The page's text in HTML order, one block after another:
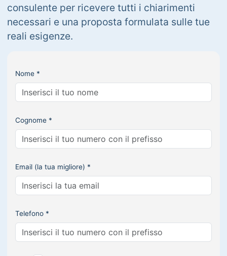
consulente per ricevere tutti i chiarimenti
necessari e una proposta formulata sulle tue
reali esigenze.
Nome *
Cognome *
Email (la tua migliore) *
Telefono *